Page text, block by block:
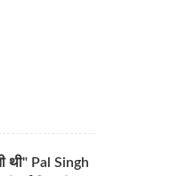
थी" Pal Singh